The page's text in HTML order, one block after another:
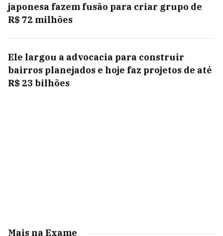
japonesa fazem fusão para criar grupo de
R$ 72 milhões
Ele largou a advocacia para construir
bairros planejados e hoje faz projetos de até
R$ 23 bilhões
Mais na Exame